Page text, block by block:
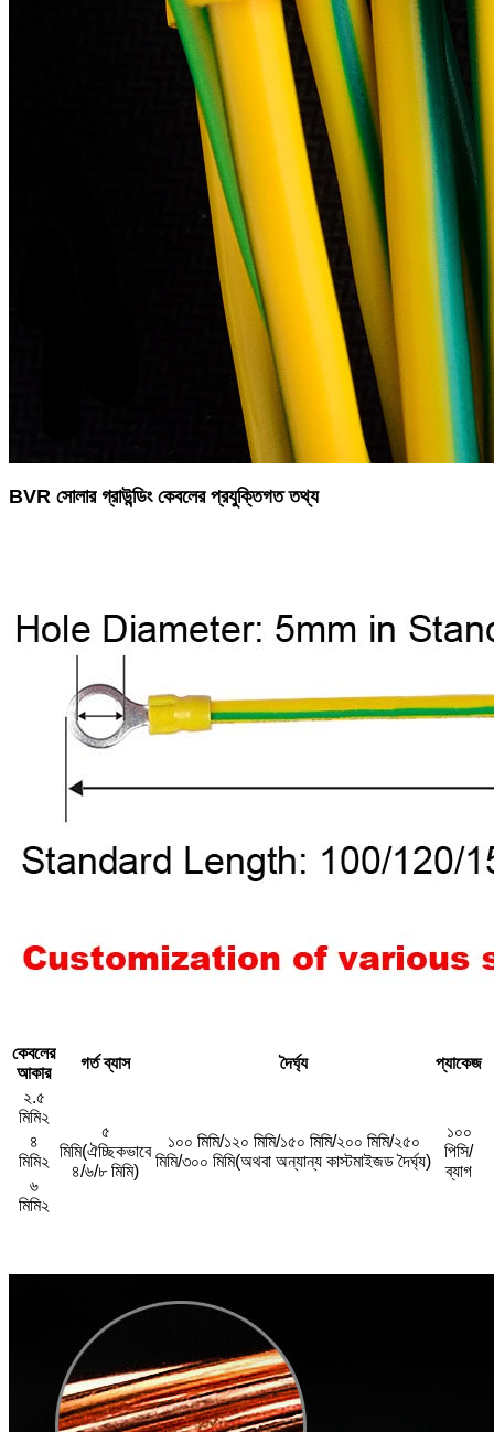
BVR সোলার গ্রাউন্ডিং কেবলের প্রযুক্তিগত তথ্য
কেবলের
আকার
গর্ত ব্যাস দৈর্ঘ্য
প্যাকেজ
২.৫
মিমি২
৫
মিমি(ঐচ্ছিকভাবে
৪/৬/৮ মিমি)
১০০ মিমি/১২০ মিমি/১৫০ মিমি/২০০ মিমি/২৫০
মিমি/৩০০ মিমি(অথবা অন্যান্য কাস্টমাইজড দৈর্ঘ্য)
১০০
পিসি/
ব্যাগ
৪
মিমি২
৬
মিমি২